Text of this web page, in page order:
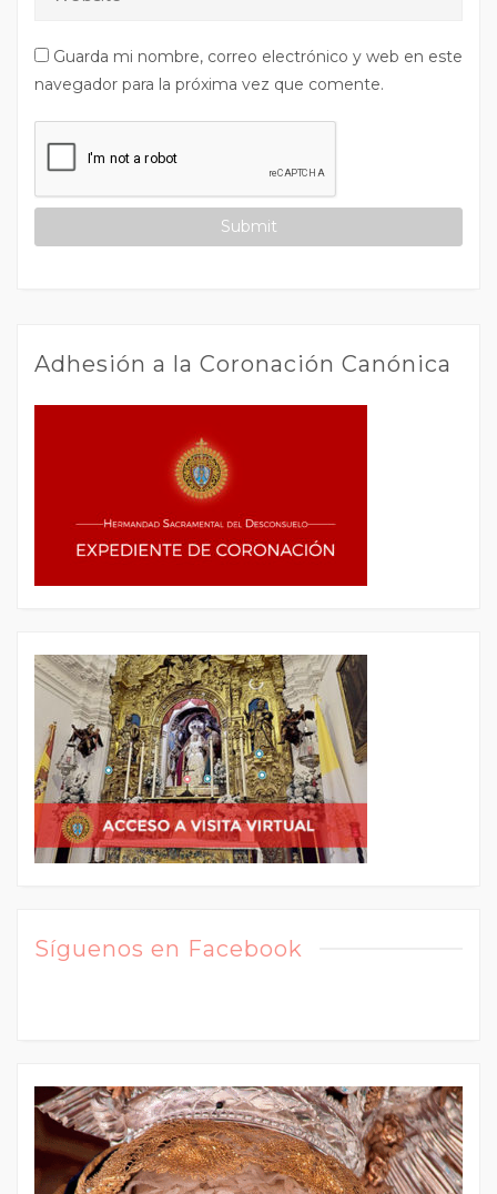
Guarda mi nombre, correo electrónico y web en este
navegador para la próxima vez que comente.
Adhesión a la Coronación Canónica
Síguenos en Facebook